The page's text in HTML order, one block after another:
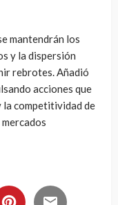
mantendrán los
y la dispersión
rebrotes. Añadió
acciones que
competitividad de